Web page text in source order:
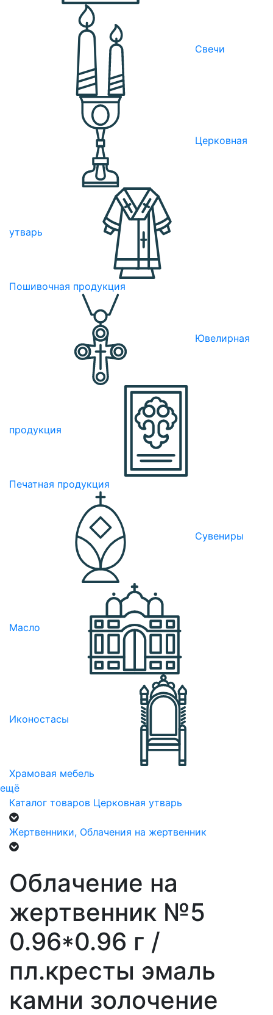
Свечи
Церковная
утварь
Пошивочная продукция
Ювелирная
продукция
Печатная продукция
Сувениры
Масло
Иконостасы
Храмовая мебель
ещё
Каталог товаров Церковная утварь
Жертвенники, Облачения на жертвенник
Облачение на
жертвенник №5
0.96*0.96 г /
пл.кресты эмаль
камни золочение